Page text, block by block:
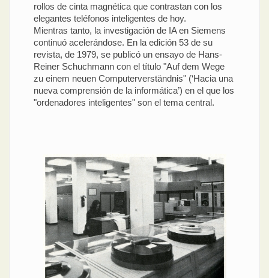
rollos de cinta magnética que contrastan con los
elegantes teléfonos inteligentes de hoy.
Mientras tanto, la investigación de IA en Siemens
continuó acelerándose. En la edición 53 de su
revista, de 1979, se publicó un ensayo de Hans-
Reiner Schuchmann con el título "Auf dem Wege
zu einem neuen Computerverständnis" (‘Hacia una
nueva comprensión de la informática’) en el que los
"ordenadores inteligentes" son el tema central.